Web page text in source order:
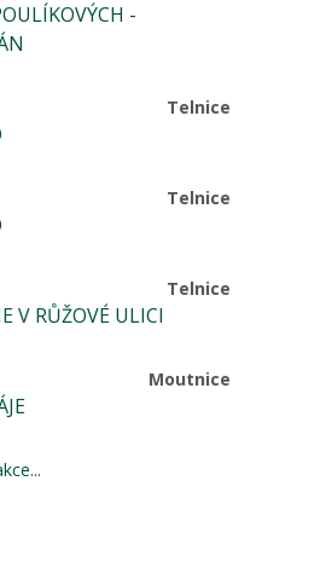
-
Telnice
Telnice
Telnice
V RŮŽOVÉ ULICI
Moutnice